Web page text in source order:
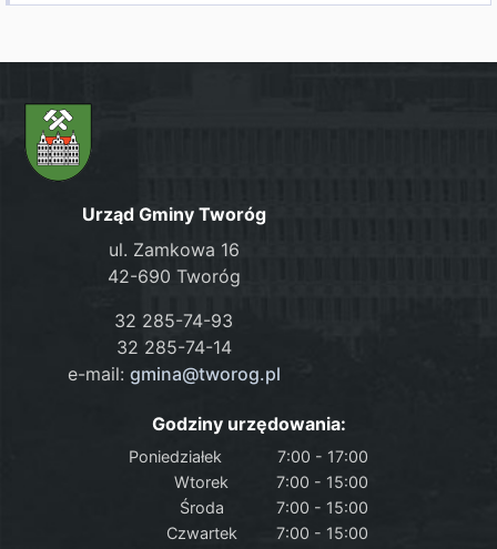
Urząd Gminy Tworóg
ul. Zamkowa 16
42-690 Tworóg
32 285-74-93
32 285-74-14
e-mail: gmina@tworog.pl
Godziny urzędowania:
Poniedziałek
7:00 - 17:00
Wtorek
7:00 - 15:00
Środa
7:00 - 15:00
Czwartek
7:00 - 15:00